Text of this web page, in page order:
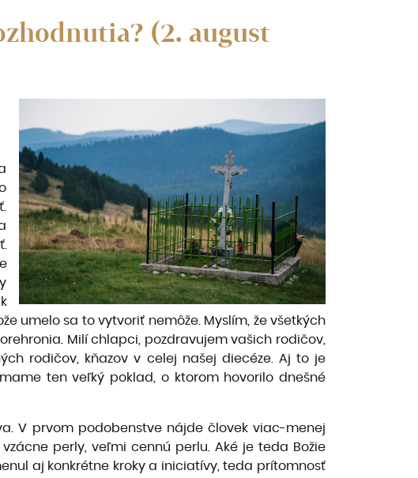
(2. august
umelo sa to vytvoriť nemôže. Myslím, že všetkých
Milí chlapci, pozdravujem vašich rodičov,
rodičov, kňazov v celej našej diecéze. Aj to je
ten veľký poklad, o ktorom hovorilo dnešné
V prvom podobenstve nájde človek viac-menej
perly, veľmi cennú perlu. Aké je teda Božie
aj konkrétne kroky a iniciatívy, teda prítomnosť